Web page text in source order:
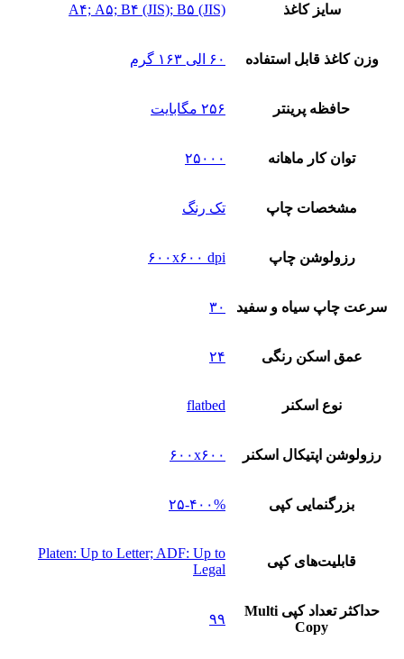
سایز کاغذ A۴; A۵; B۴ (JIS); B۵ (JIS)
وزن کاغذ قابل استفاده ۶۰ الی ۱۶۳ گرم
حافظه پرینتر ۲۵۶ مگابایت
توان کار ماهانه ۲۵۰۰۰
مشخصات چاپ تک رنگ
رزولوشن چاپ ۶۰۰x۶۰۰ dpi
سرعت چاپ سیاه و سفید ۳۰
عمق اسکن رنگی ۲۴
نوع‌ اسکنر flatbed
رزولوشن اپتیکال اسکنر ۶۰۰x۶۰۰
بزرگنمایی کپی ۲۵-۴۰۰%
قابلیت‌های کپی
Platen: Up to Letter; ADF: Up to
Legal
حداکثر تعداد کپی Multi
Copy
۹۹